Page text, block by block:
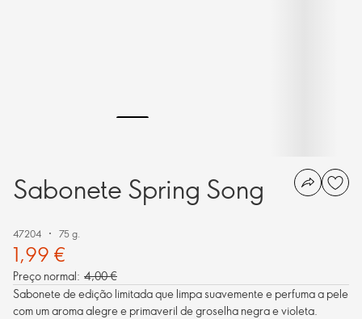
Sabonete Spring Song
47204 75 g.
1,99 €
Preço normal: 4,00 €
Sabonete de edição limitada que limpa suavemente e perfuma a pele
com um aroma alegre e primaveril de groselha negra e violeta.